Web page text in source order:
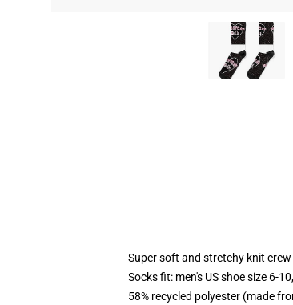
Super soft and stretchy knit
Socks fit: men's US shoe size 6-
58% recycled polyester (made